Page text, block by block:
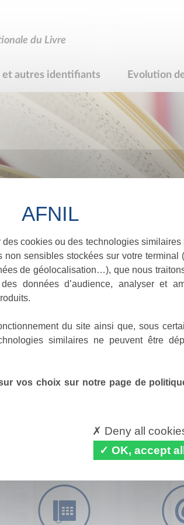
du Livre
et autres identifiants Evolution
cookies ou des technologies similaires
sensibles stockées sur votre terminal
de géolocalisation…), que nous
données d’audience, analyser et
du site ainsi que, sous
similaires ne peuvent être
vos choix sur notre page de
Deny all
OK, accept